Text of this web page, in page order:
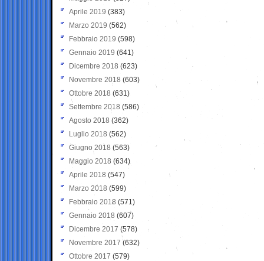
Aprile 2019 (383)
Marzo 2019 (562)
Febbraio 2019 (598)
Gennaio 2019 (641)
Dicembre 2018 (623)
Novembre 2018 (603)
Ottobre 2018 (631)
Settembre 2018 (586)
Agosto 2018 (362)
Luglio 2018 (562)
Giugno 2018 (563)
Maggio 2018 (634)
Aprile 2018 (547)
Marzo 2018 (599)
Febbraio 2018 (571)
Gennaio 2018 (607)
Dicembre 2017 (578)
Novembre 2017 (632)
Ottobre 2017 (579)